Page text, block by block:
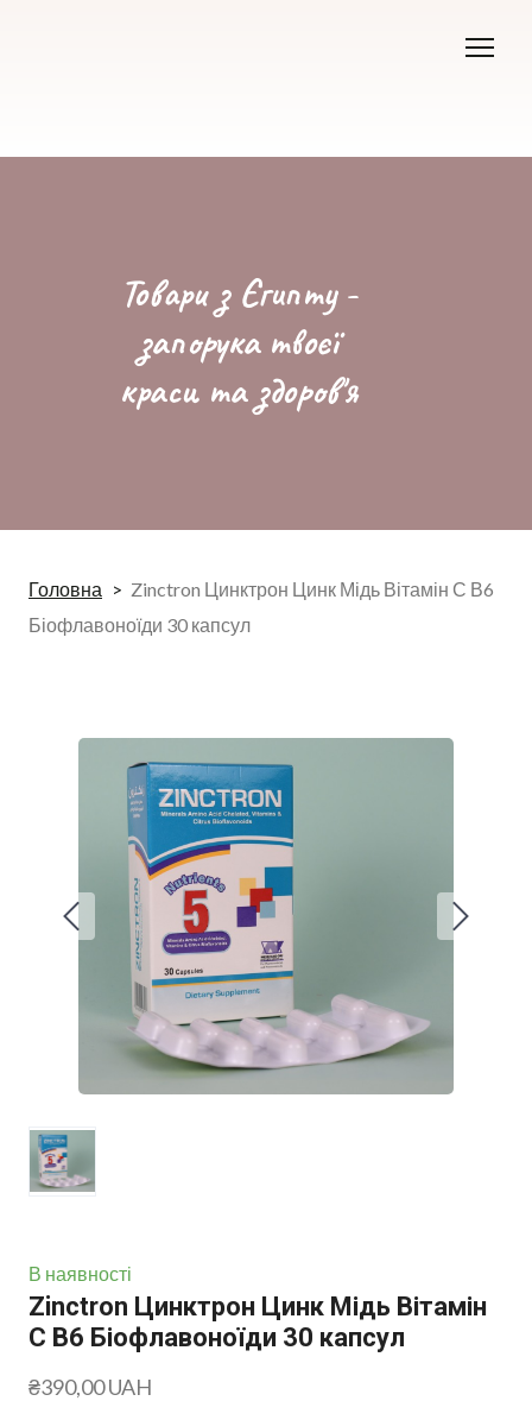
Товари з Єгипту -
запорука твоєї
краси та здоров'я
Головна
Zinctron Цинктрон Цинк Мідь Вітамін С В6
Біофлавоноїди 30 капсул
В наявності
Zinctron Цинктрон Цинк Мідь Вітамін
С В6 Біофлавоноїди 30 капсул
₴390,00 UAH